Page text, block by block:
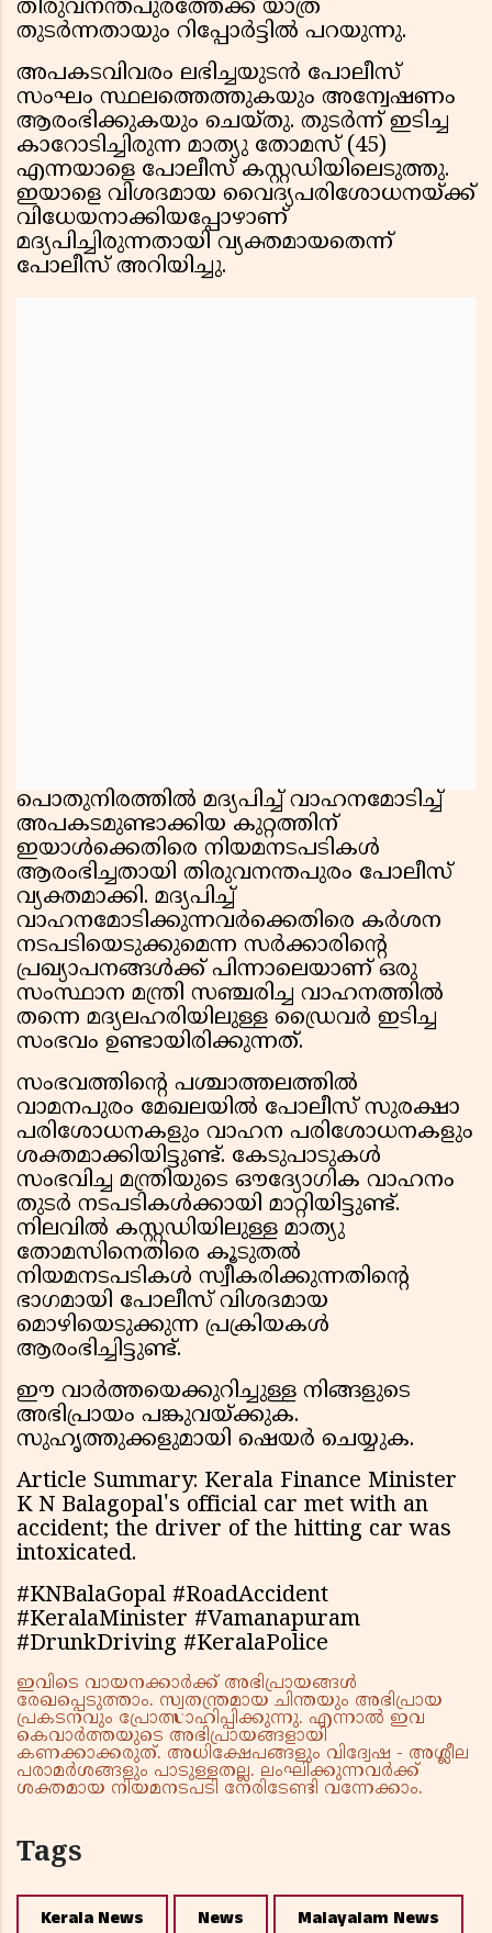
തിരുവനന്തപുരത്തേക്ക് യാത്ര
തുടർന്നതായും റിപ്പോർട്ടിൽ പറയുന്നു.
അപകടവിവരം ലഭിച്ചയുടൻ പോലീസ്
സംഘം സ്ഥലത്തെത്തുകയും അന്വേഷണം
ആരംഭിക്കുകയും ചെയ്തു. തുടർന്ന് ഇടിച്ച
കാറോടിച്ചിരുന്ന മാത്യു തോമസ് (45)
എന്നയാളെ പോലീസ് കസ്റ്റഡിയിലെടുത്തു.
ഇയാളെ വിശദമായ വൈദ്യപരിശോധനയ്ക്ക്
വിധേയനാക്കിയപ്പോഴാണ്
മദ്യപിച്ചിരുന്നതായി വ്യക്തമായതെന്ന്
പോലീസ് അറിയിച്ചു.
പൊതുനിരത്തിൽ മദ്യപിച്ച് വാഹനമോടിച്ച്
അപകടമുണ്ടാക്കിയ കുറ്റത്തിന്
ഇയാൾക്കെതിരെ നിയമനടപടികൾ
ആരംഭിച്ചതായി തിരുവനന്തപുരം പോലീസ്
വ്യക്തമാക്കി. മദ്യപിച്ച്
വാഹനമോടിക്കുന്നവർക്കെതിരെ കർശന
നടപടിയെടുക്കുമെന്ന സർക്കാരിന്റെ
പ്രഖ്യാപനങ്ങൾക്ക് പിന്നാലെയാണ് ഒരു
സംസ്ഥാന മന്ത്രി സഞ്ചരിച്ച വാഹനത്തിൽ
തന്നെ മദ്യലഹരിയിലുള്ള ഡ്രൈവർ ഇടിച്ച
സംഭവം ഉണ്ടായിരിക്കുന്നത്.
സംഭവത്തിന്റെ പശ്ചാത്തലത്തിൽ
വാമനപുരം മേഖലയിൽ പോലീസ് സുരക്ഷാ
പരിശോധനകളും വാഹന പരിശോധനകളും
ശക്തമാക്കിയിട്ടുണ്ട്. കേടുപാടുകൾ
സംഭവിച്ച മന്ത്രിയുടെ ഔദ്യോഗിക വാഹനം
തുടർ നടപടികൾക്കായി മാറ്റിയിട്ടുണ്ട്.
നിലവിൽ കസ്റ്റഡിയിലുള്ള മാത്യു
തോമസിനെതിരെ കൂടുതൽ
നിയമനടപടികൾ സ്വീകരിക്കുന്നതിൻ്റെ
ഭാഗമായി പോലീസ് വിശദമായ
മൊഴിയെടുക്കുന്ന പ്രക്രിയകൾ
ആരംഭിച്ചിട്ടുണ്ട്.
ഈ വാർത്തയെക്കുറിച്ചുള്ള നിങ്ങളുടെ
അഭിപ്രായം പങ്കുവയ്ക്കുക.
സുഹൃത്തുക്കളുമായി ഷെയർ ചെയ്യുക.
Article Summary: Kerala Finance Minister
K N Balagopal's official car met with an
accident; the driver of the hitting car was
intoxicated.
#KNBalaGopal #RoadAccident
#KeralaMinister #Vamanapuram
#DrunkDriving #KeralaPolice
ഇവിടെ വായനക്കാർക്ക് അഭിപ്രായങ്ങൾ
രേഖപ്പെടുത്താം. സ്വതന്ത്രമായ ചിന്തയും അഭിപ്രായ
പ്രകടനവും പ്രോത്സാഹിപ്പിക്കുന്നു. എന്നാൽ ഇവ
കെവാർത്തയുടെ അഭിപ്രായങ്ങളായി
കണക്കാക്കരുത്. അധിക്ഷേപങ്ങളും വിദ്വേഷ - അശ്ലീല
പരാമർശങ്ങളും പാടുള്ളതല്ല. ലംഘിക്കുന്നവർക്ക്
ശക്തമായ നിയമനടപടി നേരിടേണ്ടി വന്നേക്കാം.
Tags
Kerala News News Malayalam News